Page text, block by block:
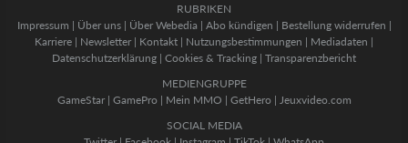
RUBRIKEN
Impressum | Über uns| Über Webedia | Abo kündigen | Bestellung widerrufen |
Karriere | Newsletter | Kontakt | Nutzungsbestimmungen | Mediadaten |
Datenschutzerklärung | Cookies & Tracking | Transparenzbericht
MEDIENGRUPPE
GameStar| GamePro | Mein MMO | GetHero | Jeuxvideo.com
SOCIAL MEDIA